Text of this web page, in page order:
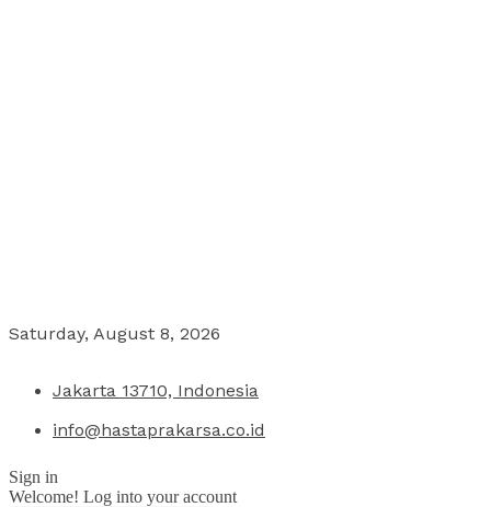
Saturday, August 8, 2026
Jakarta 13710, Indonesia
info@hastaprakarsa.co.id
Sign in
Welcome! Log into your account